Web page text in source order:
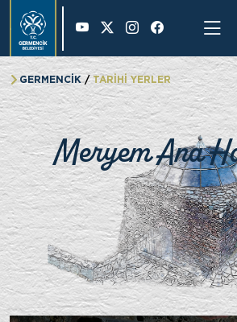
41 °
GERMENCİK TARİHİ YERLER
Meryem Ana